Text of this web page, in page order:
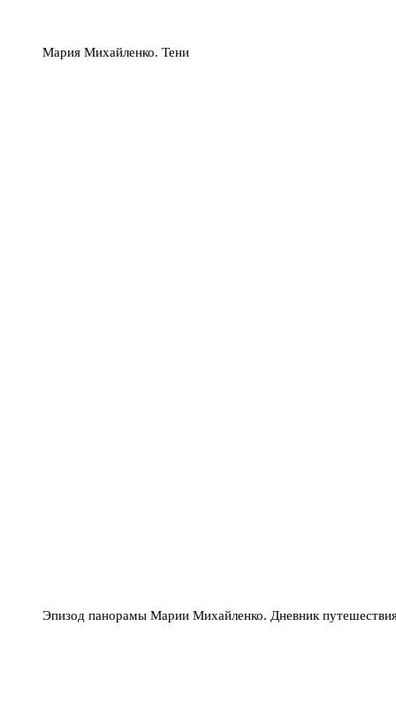
Мария Михайленко. Тени
Эпизод панорамы Марии Михайленко. Дневник